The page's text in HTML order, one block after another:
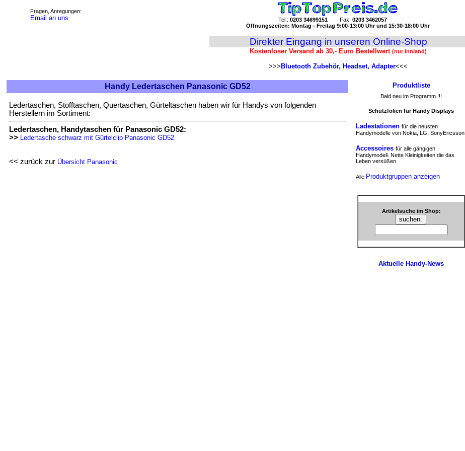
Fragen, Anregungen:
Email an uns Tel.: 0203 34699151 Fax: 0203 3462057
Öffnungszeiten: Montag - Freitag 9:00-13:00 Uhr und 15:30-18:00 Uhr
Direkter Eingang in unseren Online-Shop
Kostenloser Versand ab 30,- Euro Bestellwert (nur Innland)
>>> Bluetooth Zubehör, Headset, Adapter<<<
Handy Ledertaschen Panasonic GD52
Ledertaschen, Stofftaschen, Quertaschen, Gürteltaschen haben wir für Handys von folgenden
Herstellern im Sortiment:
Ledertaschen, Handytaschen für Panasonic GD52:
>> Ledertasche schwarz mit Gürtelclip Panasonic GD52
<< zurück zur Übersicht Panasonic
Produktliste
Bald neu im Programm !!!
Schutzfolien für Handy Displays
Ladestationen für die neusten
Handymodelle von Nokia, LG, SonyEricsson
Accessoires für alle gängigen
Handymodell. Nette Kleinigkeiten die das
Leben versüßen
Alle Produktgruppen anzeigen
Artikelsuche im Shop:
Aktuelle Handy-News